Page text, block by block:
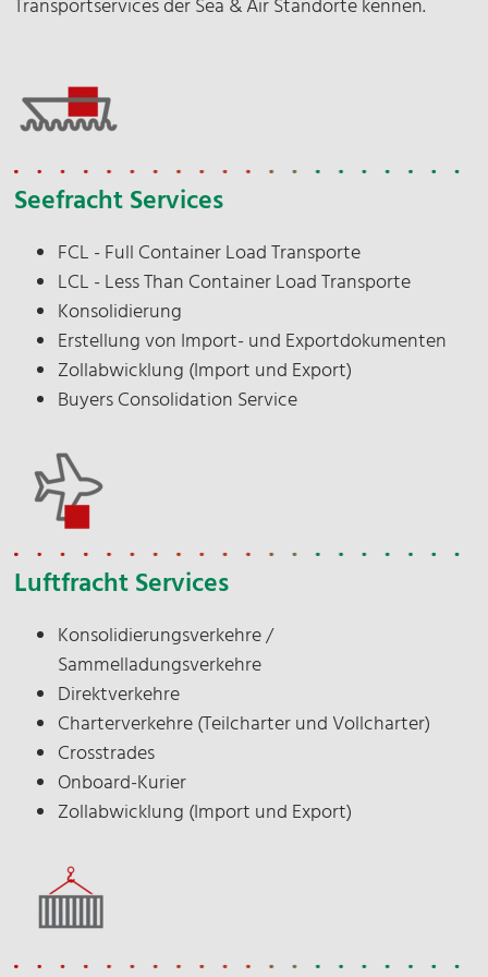
E-Mail*
Datenschutz*
Ich stimme zu, dass meine Angaben zur
Beantwortung meiner Anfrage erhoben und
verarbeitet werden.
Hinweis: Sie können Ihre Einwilligung jederzeit für
die Zukunft per E-Mail an
Umgang mit Nutzerdaten finden Sie in unserer
Datenschutzerklärung.
Anmelden
*Pflichtfeld
Transportservices der Sea & Air Standorte kennen.
Seefracht Services
FCL - Full Container Load Transporte
LCL - Less Than Container Load Transporte
Konsolidierung
Erstellung von Import- und Exportdokumenten
Zollabwicklung (Import und Export)
Buyers Consolidation Service
Luftfracht Services
Konsolidierungsverkehre /
Sammelladungsverkehre
Direktverkehre
Charterverkehre (Teilcharter und Vollcharter)
Crosstrades
Onboard-Kurier
Zollabwicklung (Import und Export)